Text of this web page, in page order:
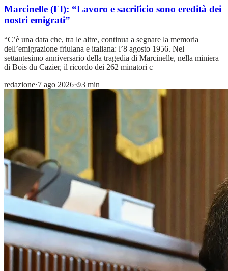
Marcinelle (FI): “Lavoro e sacrificio sono eredità dei
nostri emigrati”
“C’è una data che, tra le altre, continua a segnare la memoria
dell’emigrazione friulana e italiana: l’8 agosto 1956. Nel
settantesimo anniversario della tragedia di Marcinelle, nella miniera
di Bois du Cazier, il ricordo dei 262 minatori c
redazione·7 ago 2026· 3 min